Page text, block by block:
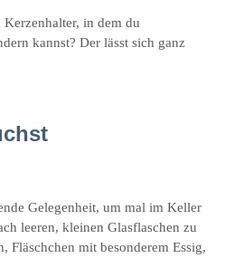
in dem du
kannst? Der lässt sich ganz
Gelegenheit, um mal im Keller
leeren, kleinen Glasflaschen zu
Fläschchen mit besonderem Essig,